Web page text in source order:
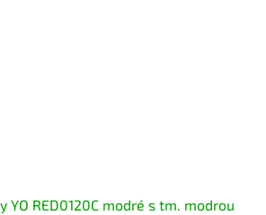
YO RED0120C modré s tm. modrou